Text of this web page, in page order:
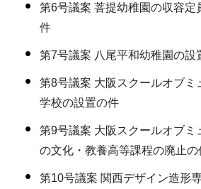
第6号議案 菩提幼稚園の収容定
件
第7号議案 八尾平和幼稚園の設
第8号議案 大阪スクールオブミ
学校の設置の件
第9号議案 大阪スクールオブミ
の文化・教養高等課程の廃止の
第10号議案 関西デザイン造形